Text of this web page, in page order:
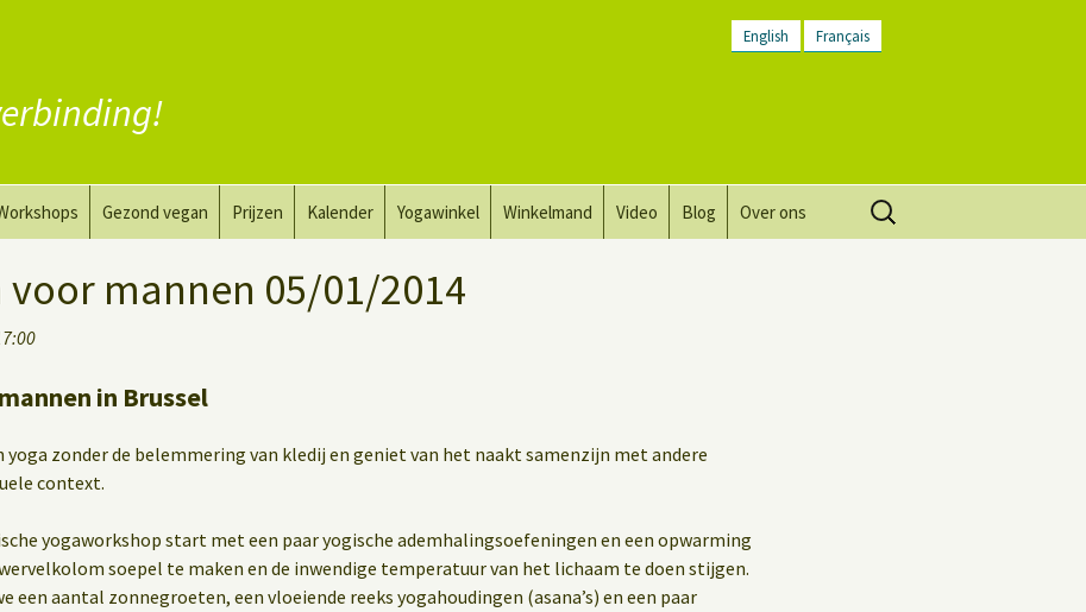
English Français
Gezond vegan Prijzen Kalender Yogawinkel Winkelmand Video Blog Over ons
Privacybeleid
Zoeken
naar:
voor mannen 05/01/2014
in Brussel
yoga zonder de belemmering van kledij en geniet van het naakt samenzijn met andere
context.
yogaworkshop start met een paar yogische ademhalingsoefeningen en een opwarming
soepel te maken en de inwendige temperatuur van het lichaam te doen stijgen.
een aantal zonnegroeten, een vloeiende reeks yogahoudingen (asana’s) en een paar